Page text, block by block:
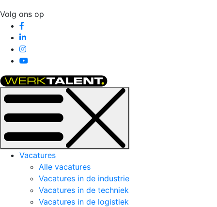
Volg ons op
Vacatures
Alle vacatures
Vacatures in de industrie
Vacatures in de techniek
Vacatures in de logistiek